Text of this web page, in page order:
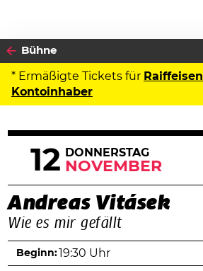
Bühne
* Ermäßigte Tickets für Raiffeisen
Kontoinhaber
12 DONNERSTAG
NOVEMBER
Andreas Vitásek
Wie es mir gefällt
Beginn: 19:30 Uhr